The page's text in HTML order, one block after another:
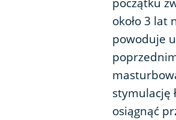
około 3 lat
powoduje
stymulację
osiągnąć